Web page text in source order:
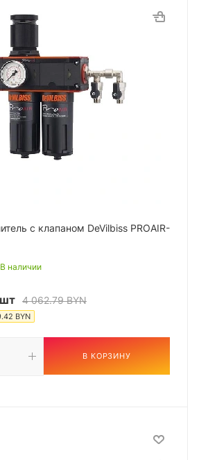
с клапаном DeVilbiss PROAIR-
В наличии
4 062.79BYN
BYN
В КОРЗИНУ